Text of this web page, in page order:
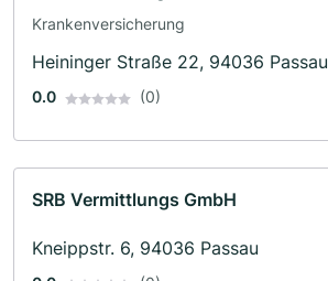
Krankenversicherung
Heininger Straße 22, 94036 Passau
0.0 (0)
SRB Vermittlungs GmbH
Kneippstr. 6, 94036 Passau